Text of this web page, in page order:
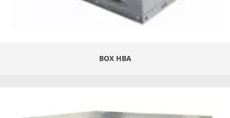
BOX HBA